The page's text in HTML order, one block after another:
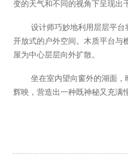
变的天气和不同的视角下呈现出
设计师巧妙地利用层层平
开放式的户外空间。木质平台与
屋为中心层层向外扩散。
坐在室内望向窗外的湖面
辉映，营造出一种既神秘又充满